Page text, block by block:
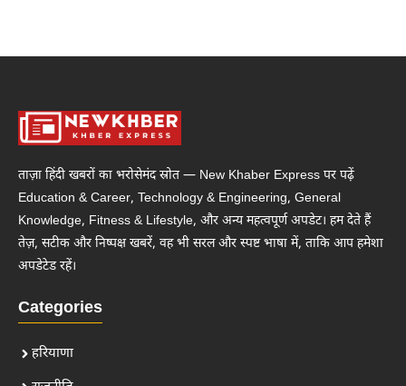
ताज़ा हिंदी खबरों का भरोसेमंद स्रोत — New Khaber Express पर पढ़ें
Education & Career, Technology & Engineering, General
Knowledge, Fitness & Lifestyle, और अन्य महत्वपूर्ण अपडेट। हम देते हैं
तेज़, सटीक और निष्पक्ष खबरें, वह भी सरल और स्पष्ट भाषा में, ताकि आप हमेशा
अपडेटेड रहें।
Categories
हरियाणा